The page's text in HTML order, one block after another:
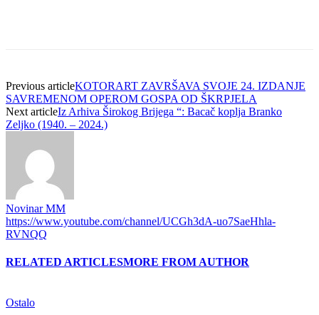
Previous articleKOTORART ZAVRŠAVA SVOJE 24. IZDANJE
SAVREMENOM OPEROM GOSPA OD ŠKRPJELA
Next articleIz Arhiva Širokog Brijega “: Bacač koplja Branko
Zeljko (1940. – 2024.)
Novinar MM
https://www.youtube.com/channel/UCGh3dA-uo7SaeHhla-
RVNQQ
RELATED ARTICLESMORE FROM AUTHOR
Ostalo